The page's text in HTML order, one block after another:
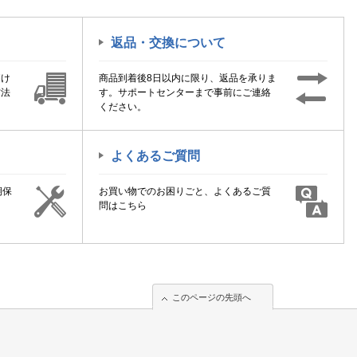
返品・交換について
商品到着後8日以内に限り、返品を承りま
す。サポートセンターまで事前にご連絡
ください。
保
よくあるご質問
お買い物でのお困りごと、よくあるご質
問はこちら
このページの先頭へ
このページの先頭へ